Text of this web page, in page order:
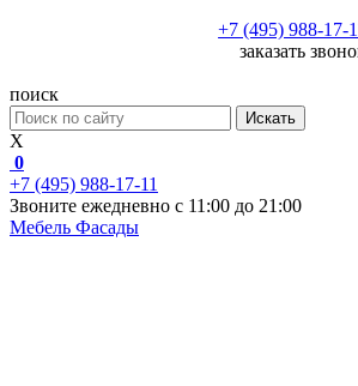
+7 (495) 988-17-
заказать
поиск
Искать
X
0
+7 (495) 988-17-11
Звоните ежедневно с 11:00 до 21:00
Мебель Фасады